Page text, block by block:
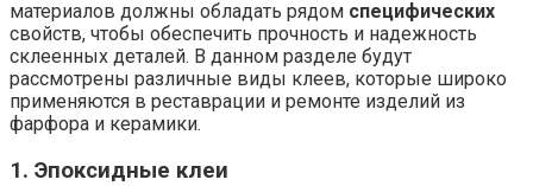
материалов должны обладать рядом специфических
свойств, чтобы обеспечить прочность и надежность
склеенных деталей. В данном разделе будут
рассмотрены различные виды клеев, которые широко
применяются в реставрации и ремонте изделий из
фарфора и керамики.
1. Эпоксидные клеи